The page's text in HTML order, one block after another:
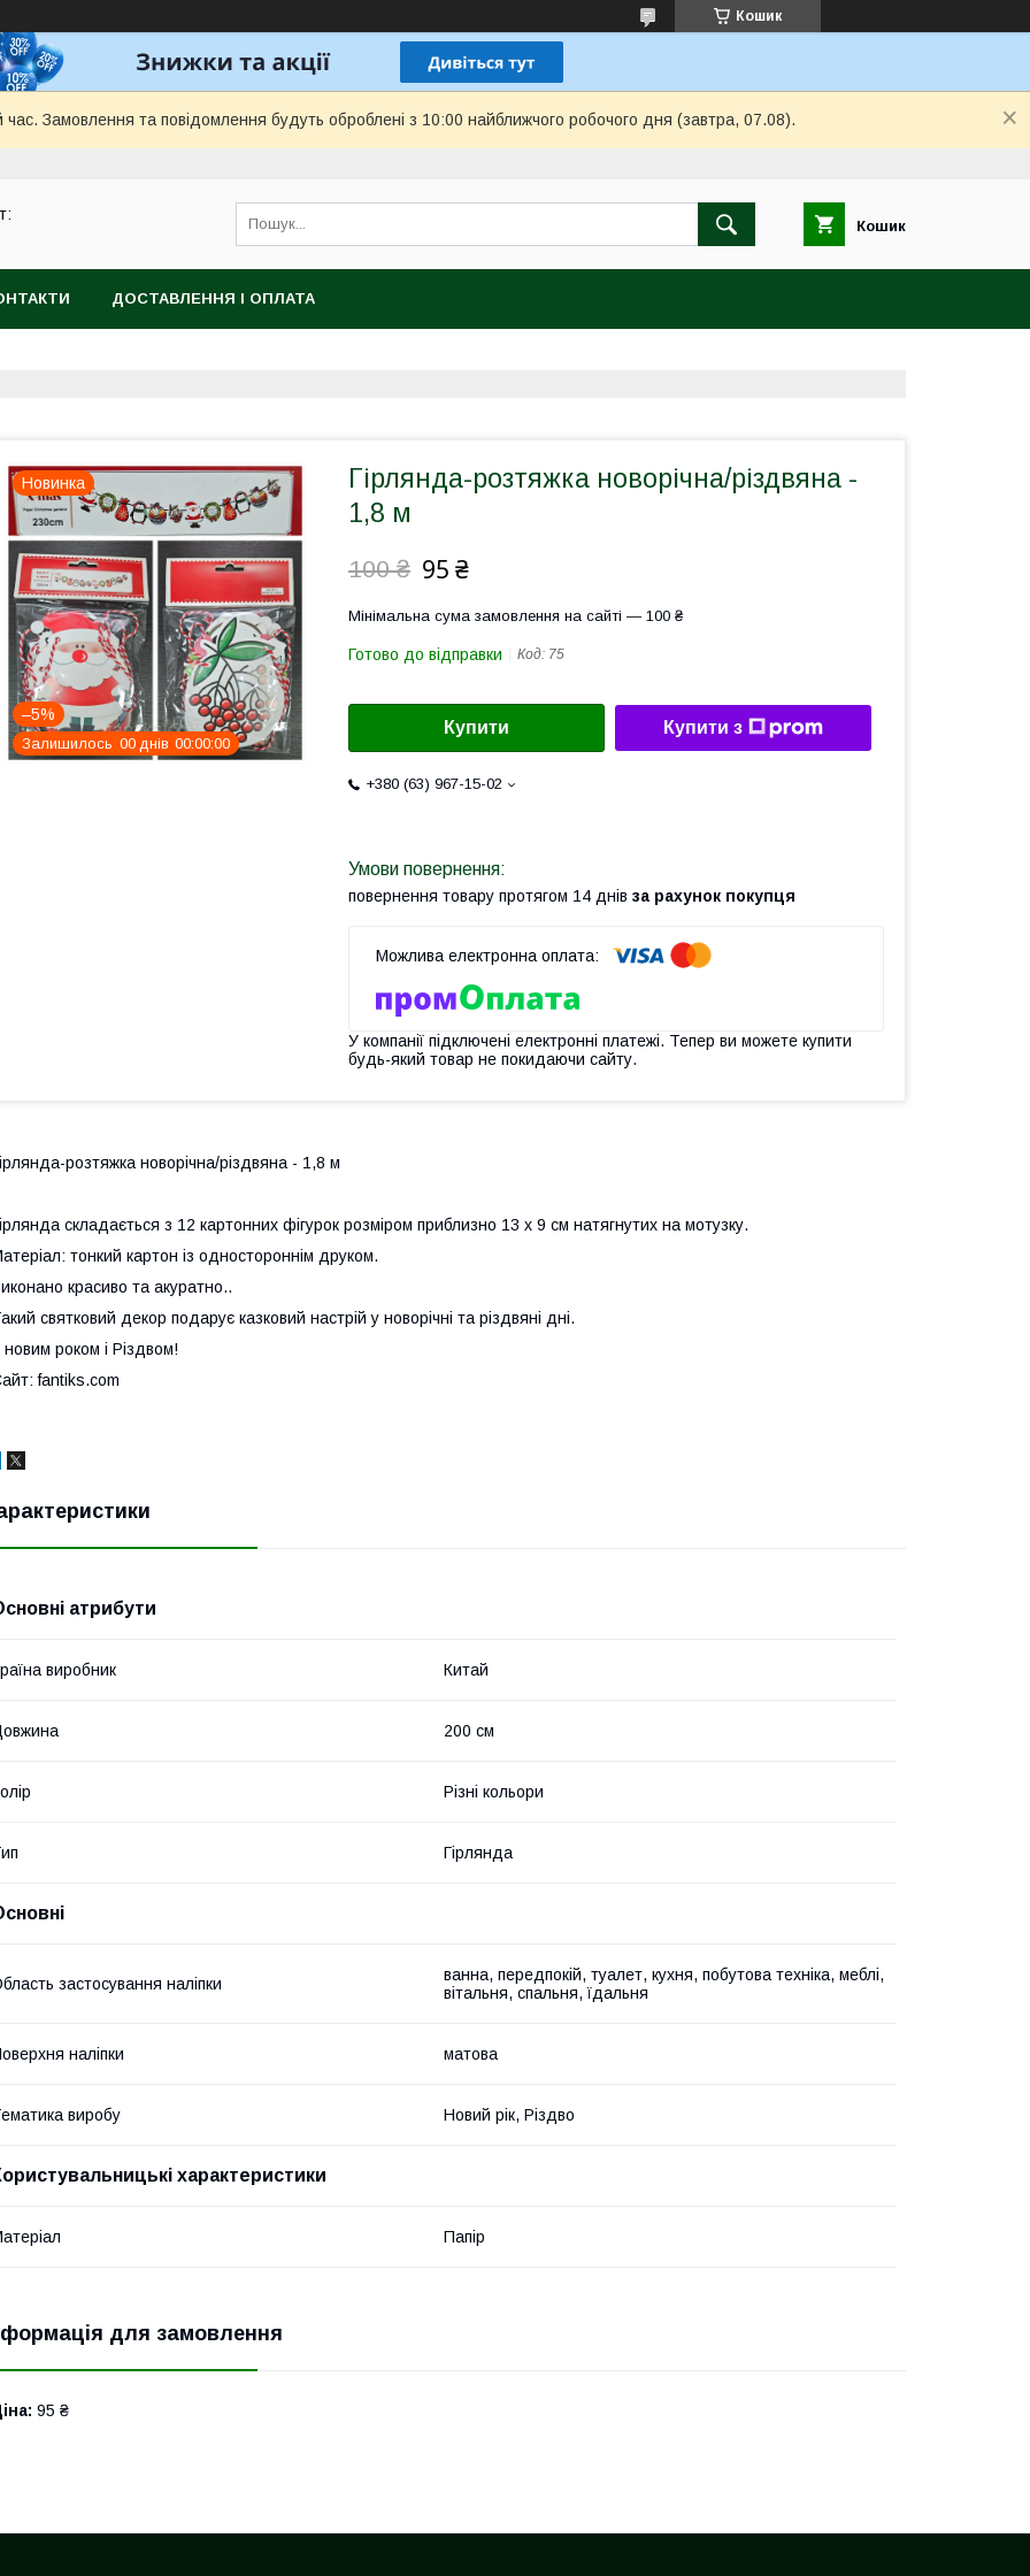
Кошик
час. Замовлення та повідомлення будуть оброблені з 10:00 найближчого робочого дня (завтра, 07.08).
Кошик
ДОСТАВЛЕННЯ І ОПЛАТА
Новинка
–5%
Залишилось 00 днів 00 00 00
Гірлянда-розтяжка новорічна/різдвяна -
1,8 м
100 ₴ 95 ₴
Мінімальна сума замовлення на сайті — 100 ₴
Готово до відправки Код: 75
Купити Купити з
+380 (63) 967-15-02
повернення товару протягом 14 днів за рахунок покупця
У компанії підключені електронні платежі. Тепер ви можете купити
будь-який товар не покидаючи сайту.
розтяжка новорічна/різдвяна - 1,8 м
складається з 12 картонних фігурок розміром приблизно 13 х 9 см натягнутих на мотузку.
тонкий картон із одностороннім друком.
красиво та акуратно..
святковий декор подарує казковий настрій у новорічні та різдвяні дні.
новим роком і Різдвом!
fantiks.com
атрибути
виробник Китай
200 см
Різні кольори
Гірлянда
застосування наліпки
ванна, передпокій, туалет, кухня, побутова техніка, меблі,
вітальня, спальня, їдальня
наліпки матова
виробу Новий рік, Різдво
характеристики
Папір
для замовлення
95 ₴